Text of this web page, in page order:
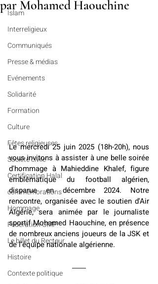
Islam
Interreligieux
Communiqués
Presse & médias
Evénements
Solidarité
Formation
Culture
Fêtes religieuses
Société civile
Certification Halal
commémorations
Hommage
Fédération GMP
Le billet du Recteur
Histoire
Contexte politique
par Mohamed Haouchine
Le mercredi 25 juin 2025 (18h-20h), nous
vous invitons à assister à une belle soirée
d'hommage à Mahieddine Khalef, figure
emblématique du football algérien,
disparue en décembre 2024. Notre
rencontre, organisée avec le soutien d'Air
Algérie, sera animée par le journaliste
sportif Mohamed Haouchine, en présence
de nombreux anciens joueurs de la JSK et
de l'équipe nationale algérienne.